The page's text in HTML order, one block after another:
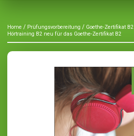
Home / Prüfungsvorbereitung / Goethe-Zertifikat B2
Hörtraining B2 neu für das Goethe-Zertifikat B2